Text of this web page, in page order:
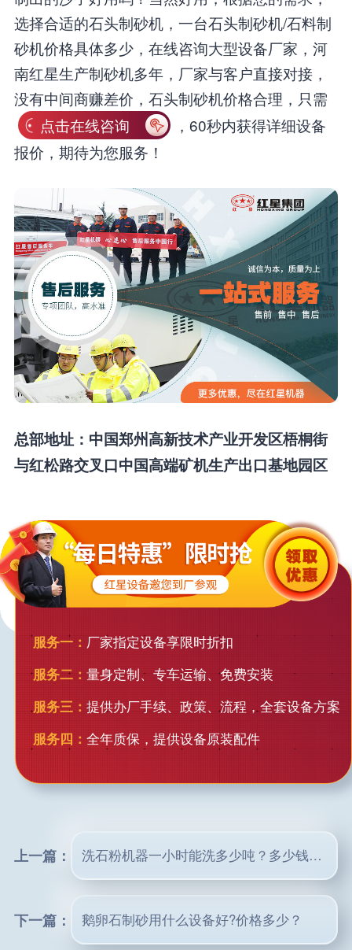
选择合适的石头制砂机，一台石头制砂机/石料制
砂机价格具体多少，在线咨询大型设备厂家，河
南红星生产制砂机多年，厂家与客户直接对接，
没有中间商赚差价，石头制砂机价格合理，只需
点击在线咨询
，60秒内获得详细设备
报价，期待为您服务！
总部地址：中国郑州高新技术产业开发区梧桐街
与红松路交叉口中国高端矿机生产出口基地园区
服务一： 厂家指定设备享限时折扣
服务二： 量身定制、专车运输、免费安装
服务三： 提供办厂手续、政策、流程，全套设备方案
服务四： 全年质保，提供设备原装配件
上一篇： 洗石粉机器一小时能洗多少吨？多少钱一台？
下一篇： 鹅卵石制砂用什么设备好?价格多少？